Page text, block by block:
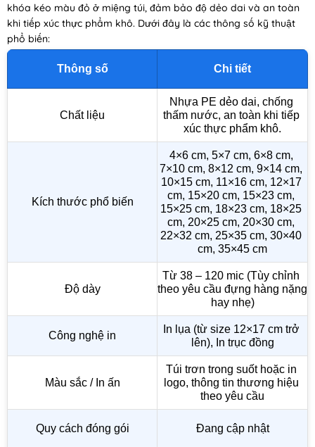
khóa kéo màu đỏ ở miệng túi, đảm bảo độ dẻo dai và an toàn
khi tiếp xúc thực phẩm khô. Dưới đây là các thông số kỹ thuật
phổ biến:
Thông số Chi tiết
Chất liệu
Nhựa PE dẻo dai, chống
thấm nước, an toàn khi tiếp
xúc thực phẩm khô.
Kích thước phổ biến
4×6 cm, 5×7 cm, 6×8 cm,
7×10 cm, 8×12 cm, 9×14 cm,
10×15 cm, 11×16 cm, 12×17
cm, 15×20 cm, 15×23 cm,
15×25 cm, 18×23 cm, 18×25
cm, 20×25 cm, 20×30 cm,
22×32 cm, 25×35 cm, 30×40
cm, 35×45 cm
Độ dày
Từ 38 – 120 mic (Tùy chỉnh
theo yêu cầu đựng hàng nặng
hay nhẹ)
Công nghệ in
In lụa (từ size 12×17 cm trở
lên), In trục đồng
Màu sắc / In ấn
Túi trơn trong suốt hoặc in
logo, thông tin thương hiệu
theo yêu cầu
Quy cách đóng gói Đang cập nhật